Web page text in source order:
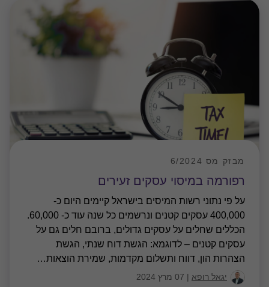
רפורמה במיסוי עסקים זעירים
מבזק מס 6/2024
על פי נתוני רשות המיסים בישראל קיימים היום כ-
400,000 עסקים קטנים ונרשמים כל שנה עוד כ- 60,000.
הכללים שחלים על עסקים גדולים, ברובם חלים גם על
עסקים קטנים – לדוגמא: הגשת דוח שנתי, הגשת
הצהרות הון, דווח ותשלום מקדמות, שמירת הוצאות…
יגאל רופא | 07 מרץ 2024